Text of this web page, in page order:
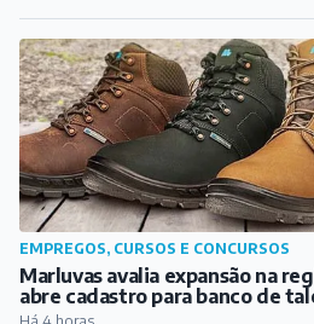
EMPREGOS, CURSOS E CONCURSOS
Marluvas avalia expansão na
abre cadastro para banco de